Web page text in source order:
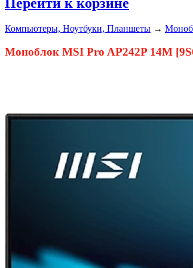
Компьютеры, Ноутбуки, Планшеты →
Моноблок MSI Pro AP242P 14M